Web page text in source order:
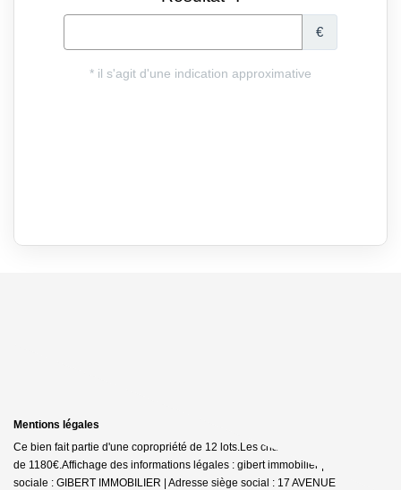
Mentions légales
Ce bien fait partie d'une copropriété de 12 lots.Les charges annuelles sont
de 1180€.Affichage des informations légales : gibert immobilier | Raison
sociale : GIBERT IMMOBILIER | Adresse siège social : 17 AVENUE